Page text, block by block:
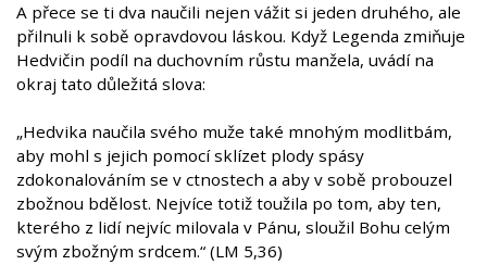
A přece se ti dva naučili nejen vážit si jeden druhého, ale
přilnuli k sobě opravdovou láskou. Když Legenda zmiňuje
Hedvičin podíl na duchovním růstu manžela, uvádí na
okraj tato důležitá slova:
„Hedvika naučila svého muže také mnohým modlitbám,
aby mohl s jejich pomocí sklízet plody spásy
zdokonalováním se v ctnostech a aby v sobě probouzel
zbožnou bdělost. Nejvíce totiž toužila po tom, aby ten,
kterého z lidí nejvíc milovala v Pánu, sloužil Bohu celým
svým zbožným srdcem.“ (LM 5,36)